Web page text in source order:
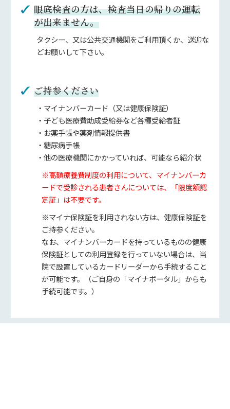
眼底検査の方は、検査当日の帰りの運転
が出来ません。
タクシー、又は公共交通機関をご利用頂くか、送迎な
どお願いして下さい。
ご持参ください
・マイナンバーカード（又は健康保険証）
・子ども医療費助成受給券など各種受給者証
・お薬手帳や薬剤情報提供書
・糖尿病手帳
・他の医療機関にかかっていれば、可能なら紹介状
※高額療養費制度の利用について、マイナンバーカ
ードで受診される患者さんについては、「限度額認
定証」は不要です。
※マイナ保険証を利用されない方は、健康保険証を
ご持参ください。
なお、マイナンバーカードを持っているものの健康
保険証としての利用登録を行っていない場合は、当
院で設置しているカードリーダーから手続すること
が可能です。（ご自身の「マイナポータル」からも
手続可能です。）